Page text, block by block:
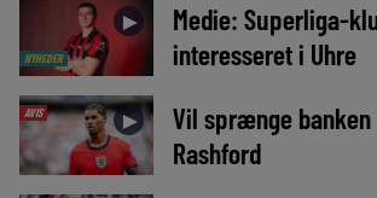
NYHEDER
►
Medie: Superliga-
interesseret i Uhre
AVIS ►
Vil sprænge
Rashford